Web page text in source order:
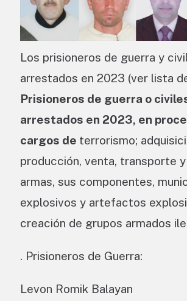
Los prisioneros de guerra y
arrestados en 2023 (ver lista
Prisioneros de guerra o
arrestados en 2023, en
cargos de terrorismo;
producción, venta, transporte
armas, sus componentes,
explosivos y artefactos
creación de grupos armados
. Prisioneros de Guerra:
Levon Romik Balayan